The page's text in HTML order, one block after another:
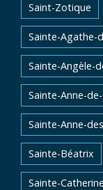
Saint-Zotique
Sainte-Agathe-
Sainte-Angèle-
Sainte-Anne-
Sainte-Anne-
Sainte-Béatrix
Sainte-